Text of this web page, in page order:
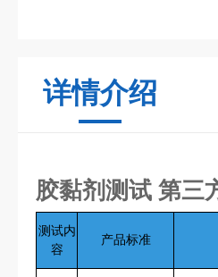
详情介绍
胶黏剂测试 第三
测试内
容
产品标准